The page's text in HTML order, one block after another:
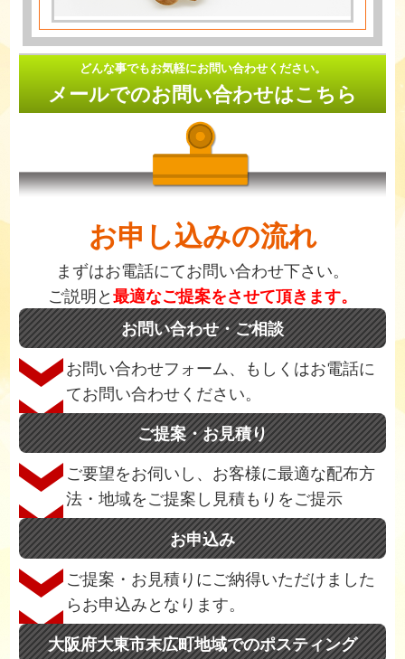
どんな事でもお気軽にお問い合わせください。
メールでのお問い合わせはこちら
お申し込みの流れ
まずはお電話にてお問い合わせ下さい。
ご説明と最適なご提案をさせて頂きます。
お問い合わせ・ご相談
お問い合わせフォーム、もしくはお電話に
てお問い合わせください。
ご提案・お見積り
ご要望をお伺いし、お客様に最適な配布方
法・地域をご提案し見積もりをご提示
お申込み
ご提案・お見積りにご納得いただけました
らお申込みとなります。
大阪府大東市末広町地域でのポスティング